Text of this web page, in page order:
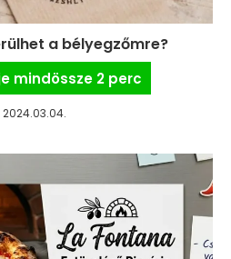
a bélyegzőmre?
2024.03.04.